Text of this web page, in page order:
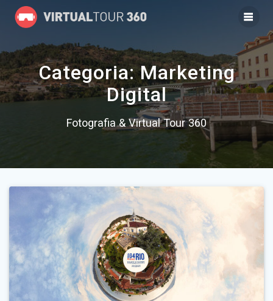
Categoria: Marketing
Digital
Fotografia & Virtual Tour 360